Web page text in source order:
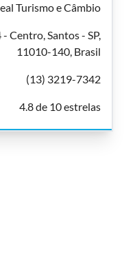
Turismo e Câmbio
Centro, Santos - SP,
11010-140, Brasil
(13) 3219-7342
4.8 de 10 estrelas